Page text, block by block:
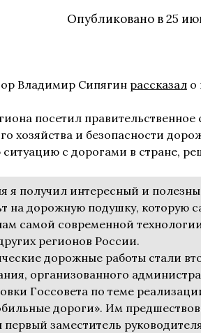
Опубликовано в25
Владимир Сипягин рассказал о
посетил
хозяйства и безопасности
с дорогами в стране,
я получил интересный и
на дорожную подушку, которую
самой современной
регионов России.
дорожные работы стали
организованного
Госсовета по теме
дороги». Им
первый заместитель